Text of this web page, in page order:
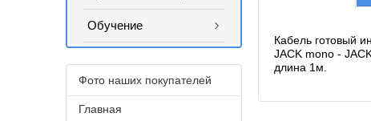
Кабель готовый
JACK mono -
длина 1м.
Обучение
Фото наших покупателей
Главная